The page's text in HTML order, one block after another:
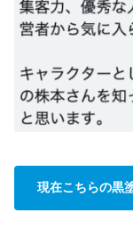
現在こちらの黒